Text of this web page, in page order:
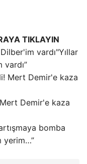
TIKLAYIN
Yıllar
Demir'e kaza
bomba
yerim…”